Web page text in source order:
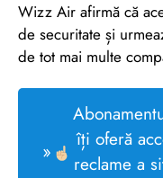
Wizz Air afirmă că
de securitate și
de tot mai multe
»
îți oferă
reclame a